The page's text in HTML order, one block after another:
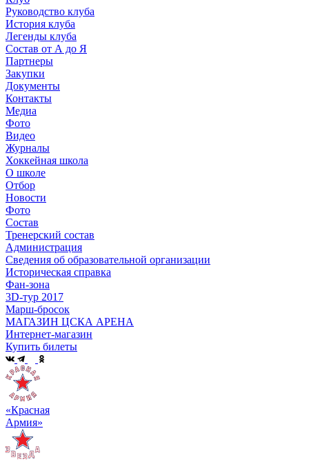
Руководство клуба
История клуба
Легенды клуба
Состав от А до Я
Партнеры
Закупки
Документы
Контакты
Медиа
Фото
Видео
Журналы
Хоккейная школа
О школе
Отбор
Новости
Фото
Состав
Тренерский состав
Администрация
Сведения об образовательной организации
Историческая справка
Фан-зона
3D-тур 2017
Марш-бросок
МАГАЗИН ЦСКА АРЕНА
Интернет-магазин
Купить билеты
«Красная
Армия»